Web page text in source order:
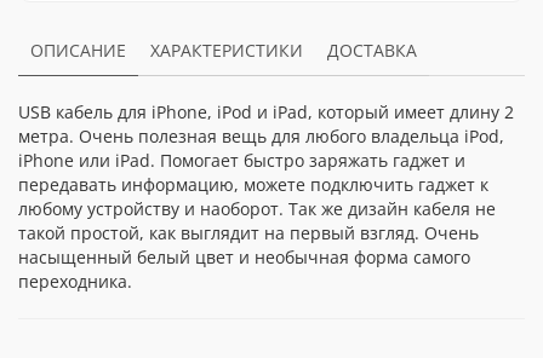
ОПИСАНИЕ ХАРАКТЕРИСТИКИ ДОСТАВКА
USB кабель для iPhone, iPod и iPad, который имеет длину 2
метра. Очень полезная вещь для любого владельца iPod,
iPhone или iPad. Помогает быстро заряжать гаджет и
передавать информацию, можете подключить гаджет к
любому устройству и наоборот. Так же дизайн кабеля не
такой простой, как выглядит на первый взгляд. Очень
насыщенный белый цвет и необычная форма самого
переходника.